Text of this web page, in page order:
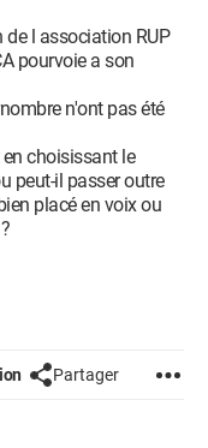
l association RUP
pourvoie a son
n'ont pas été
choisissant le
peut-il passer outre
placé en voix ou
Partager